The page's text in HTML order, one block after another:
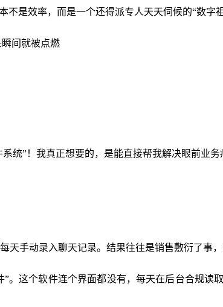
是效率，而是一个还得派专人天天伺候的“数字祖
间就被点燃
”！我真正想要的，是能直接帮我解决眼前业务
天手动录入聊天记录。结果往往是销售敷衍了事
。这个软件连个界面都没有，每天在后台合规读